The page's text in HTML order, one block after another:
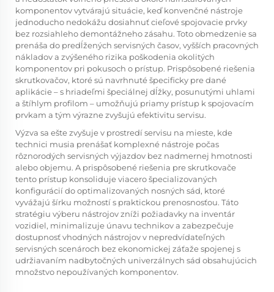
komponentov vytvárajú situácie, keď konvenčné nástroje
jednoducho nedokážu dosiahnuť cieľové spojovacie prvky
bez rozsiahleho demontážneho zásahu. Toto obmedzenie sa
prenáša do predĺžených servisných časov, vyšších pracovných
nákladov a zvýšeného rizika poškodenia okolitých
komponentov pri pokusoch o prístup. Prispôsobené riešenia
skrutkovačov, ktoré sú navrhnuté špecificky pre dané
aplikácie – s hriadeľmi špeciálnej dĺžky, posunutými uhlami
a štíhlym profilom – umožňujú priamy prístup k spojovacím
prvkam a tým výrazne zvyšujú efektivitu servisu.
Výzva sa ešte zvyšuje v prostredí servisu na mieste, kde
technici musia prenášať komplexné nástroje počas
rôznorodých servisných výjazdov bez nadmernej hmotnosti
alebo objemu. A prispôsobené riešenia pre skrutkovače
tento prístup konsoliduje viacero špecializovaných
konfigurácií do optimalizovaných nosných sád, ktoré
vyvážajú šírku možností s praktickou prenosnosťou. Táto
stratégiu výberu nástrojov zníži požiadavky na inventár
vozidiel, minimalizuje únavu technikov a zabezpečuje
dostupnosť vhodných nástrojov v nepredvídateľných
servisných scenároch bez ekonomickej záťaže spojenej s
udržiavaním nadbytočných univerzálnych sád obsahujúcich
množstvo nepoužívaných komponentov.